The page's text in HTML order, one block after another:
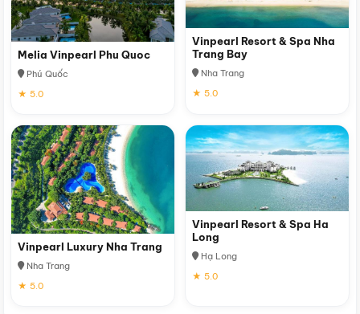
Melia Vinpearl Phu Quoc
Phú Quốc
★ 5.0
Vinpearl Resort & Spa Nha
Trang Bay
Nha Trang
★ 5.0
Vinpearl Luxury Nha Trang
Nha Trang
★ 5.0
Vinpearl Resort & Spa Ha
Long
Hạ Long
★ 5.0